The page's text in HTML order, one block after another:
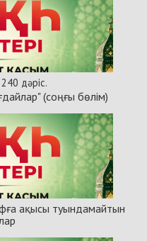
дәріс.
(соңғы бөлім)
ақысы туындамайтын